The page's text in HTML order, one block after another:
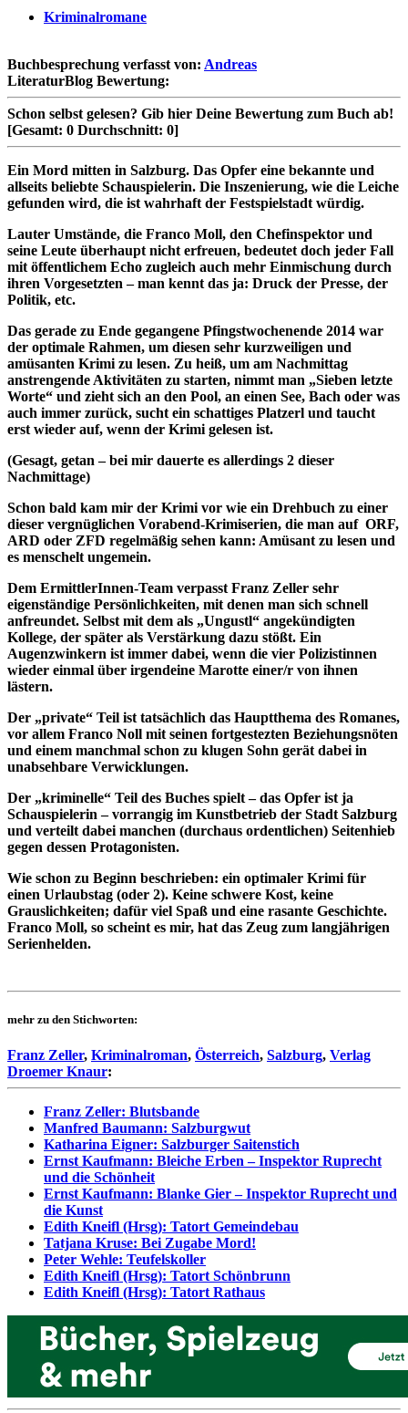
Kriminalromane
Buchbesprechung verfasst von: Andreas
LiteraturBlog Bewertung:
Schon selbst gelesen? Gib hier Deine Bewertung zum Buch ab!
[Gesamt: 0 Durchschnitt: 0]
Ein Mord mitten in Salzburg. Das Opfer eine bekannte und
allseits beliebte Schauspielerin. Die Inszenierung, wie die Leiche
gefunden wird, die ist wahrhaft der Festspielstadt würdig.
Lauter Umstände, die Franco Moll, den Chefinspektor und
seine Leute überhaupt nicht erfreuen, bedeutet doch jeder Fall
mit öffentlichem Echo zugleich auch mehr Einmischung durch
ihren Vorgesetzten – man kennt das ja: Druck der Presse, der
Politik, etc.
Das gerade zu Ende gegangene Pfingstwochenende 2014 war
der optimale Rahmen, um diesen sehr kurzweiligen und
amüsanten Krimi zu lesen. Zu heiß, um am Nachmittag
anstrengende Aktivitäten zu starten, nimmt man „Sieben letzte
Worte“ und zieht sich an den Pool, an einen See, Bach oder was
auch immer zurück, sucht ein schattiges Platzerl und taucht
erst wieder auf, wenn der Krimi gelesen ist.
(Gesagt, getan – bei mir dauerte es allerdings 2 dieser
Nachmittage)
Schon bald kam mir der Krimi vor wie ein Drehbuch zu einer
dieser vergnüglichen Vorabend-Krimiserien, die man auf ORF,
ARD oder ZFD regelmäßig sehen kann: Amüsant zu lesen und
es menschelt ungemein.
Dem ErmittlerInnen-Team verpasst Franz Zeller sehr
eigenständige Persönlichkeiten, mit denen man sich schnell
anfreundet. Selbst mit dem als „Ungustl“ angekündigten
Kollege, der später als Verstärkung dazu stößt. Ein
Augenzwinkern ist immer dabei, wenn die vier Polizistinnen
wieder einmal über irgendeine Marotte einer/r von ihnen
lästern.
Der „private“ Teil ist tatsächlich das Hauptthema des Romanes,
vor allem Franco Noll mit seinen fortgestezten Beziehungsnöten
und einem manchmal schon zu klugen Sohn gerät dabei in
unabsehbare Verwicklungen.
Der „kriminelle“ Teil des Buches spielt – das Opfer ist ja
Schauspielerin – vorrangig im Kunstbetrieb der Stadt Salzburg
und verteilt dabei manchen (durchaus ordentlichen) Seitenhieb
gegen dessen Protagonisten.
Wie schon zu Beginn beschrieben: ein optimaler Krimi für
einen Urlaubstag (oder 2). Keine schwere Kost, keine
Grauslichkeiten; dafür viel Spaß und eine rasante Geschichte.
Franco Moll, so scheint es mir, hat das Zeug zum langjährigen
Serienhelden.
mehr zu den Stichworten:
Franz Zeller, Kriminalroman, Österreich, Salzburg, Verlag
Droemer Knaur:
Franz Zeller: Blutsbande
Manfred Baumann: Salzburgwut
Katharina Eigner: Salzburger Saitenstich
Ernst Kaufmann: Bleiche Erben – Inspektor Ruprecht
und die Schönheit
Ernst Kaufmann: Blanke Gier – Inspektor Ruprecht und
die Kunst
Edith Kneifl (Hrsg): Tatort Gemeindebau
Tatjana Kruse: Bei Zugabe Mord!
Peter Wehle: Teufelskoller
Edith Kneifl (Hrsg): Tatort Schönbrunn
Edith Kneifl (Hrsg): Tatort Rathaus